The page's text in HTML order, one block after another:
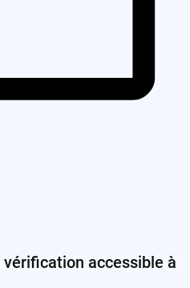
accessible à